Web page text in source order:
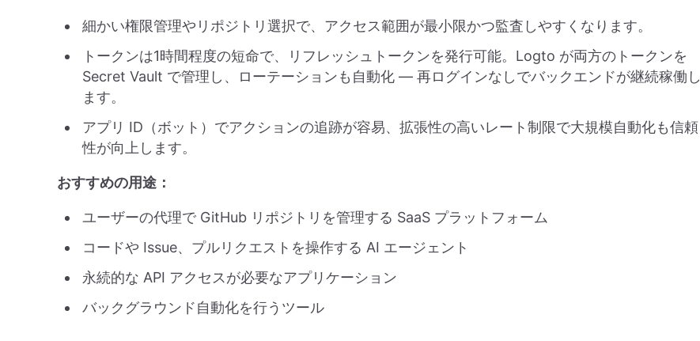
細かい権限管理やリポジトリ選択で、アクセス範囲が最小限かつ監査しやすくなります。
トークンは1時間程度の短命で、リフレッシュトークンを発行可能。Logto が両方のトークンを
Secret Vault で管理し、ローテーションも自動化 — 再ログインなしでバックエンドが継続稼働し
ます。
アプリ ID（ボット）でアクションの追跡が容易、拡張性の高いレート制限で大規模自動化も信頼
性が向上します。
おすすめの用途：
ユーザーの代理で GitHub リポジトリを管理する SaaS プラットフォーム
コードや Issue、プルリクエストを操作する AI エージェント
永続的な API アクセスが必要なアプリケーション
バックグラウンド自動化を行うツール